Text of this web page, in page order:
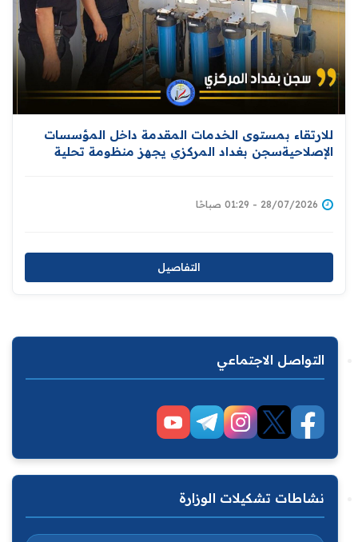
للارتقاء بمستوى الخدمات المقدمة داخل المؤسسات
الإصلاحيةسجن بغداد المركزي يجهز منظومة تحلية
28/07/2026 - 01:29 صباحًا
التفاصيل
التواصل الاجتماعي
نشاطات تشكيلات الوزارة